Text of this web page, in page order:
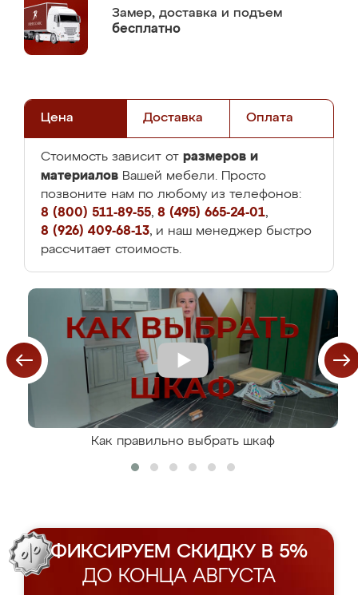
Замер, доставка и подъем
бесплатно
Цена Доставка Оплата
Стоимость зависит от размеров и
материалов Вашей мебели. Просто
позвоните нам по любому из телефонов:
8 (800) 511-89-55, 8 (495) 665-24-01,
8 (926) 409-68-13, и наш менеджер быстро
рассчитает стоимость.
Как правильно выбрать шкаф
ФИКСИРУЕМ СКИДКУ В 5%
ДО КОНЦА АВГУСТА